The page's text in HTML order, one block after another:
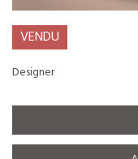
VENDU
Designer